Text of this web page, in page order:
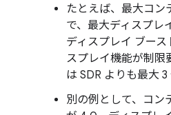
たとえば、最大コン
で、最大ディスプレ
ディスプレイ ブース
スプレイ機能が制限
は SDR よりも最大 3
別の例として、コン